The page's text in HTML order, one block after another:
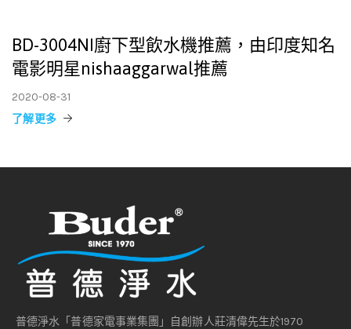
BD-3004NI廚下型飲水機推薦，由印度知名
電影明星nishaaggarwal推薦
2020-08-31
了解更多
普德淨水「普德家電事業集團」自創辦人莊清偉先生於1970